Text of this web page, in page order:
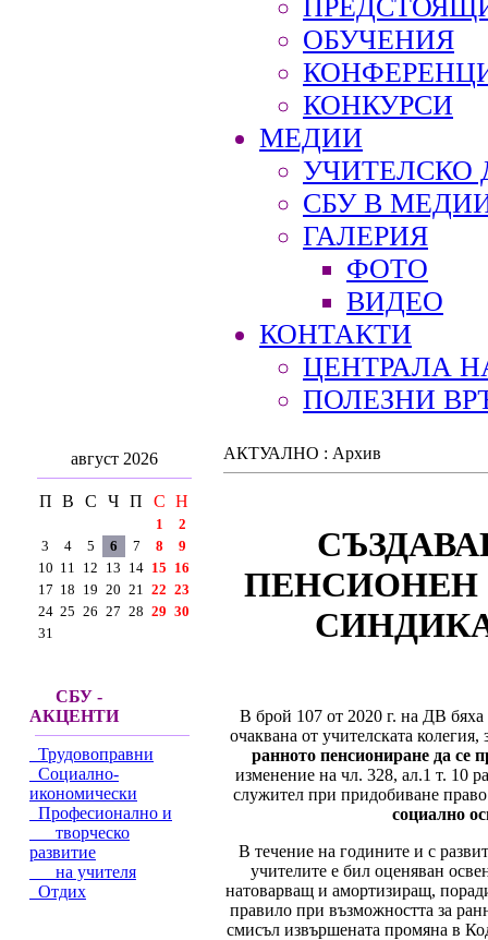
ОБУЧЕНИЯ
КОНКУРСИ
МЕДИИ
УЧИТЕЛСКО
СБУ В
ГАЛЕРИЯ
ФОТО
ВИДЕО
КОНТАКТИ
ЦЕНТРАЛА
ПОЛЕЗНИ
август 2026
П В С Ч П С Н
1
2
3
4 5 6 7 8
9
10 11 12 13 14 15 16
17 18 19 20 21 22 23
24 25 26 27 28 29 30
31
СБУ -
АКЦЕНТИ
Трудовоправни
Социално-
икономически
Професионално и
творческо
развитие
на учителя
Отдих
АКТУАЛНО : Архив
ПЕНСИОНЕН
В брой 107 от 2020 г. на ДВ
очаквана от учителската
ранното пенсиониране да се
изменение на чл. 328, ал.1 т. 10
служител при придобиване
социално
В течение на годините и с
учителите е бил оценяван
натоварващ и амортизиращ,
правило при възможността за
смисъл извършената промяна в